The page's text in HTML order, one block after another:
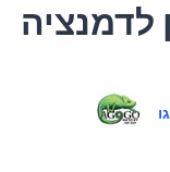
לדמנציה